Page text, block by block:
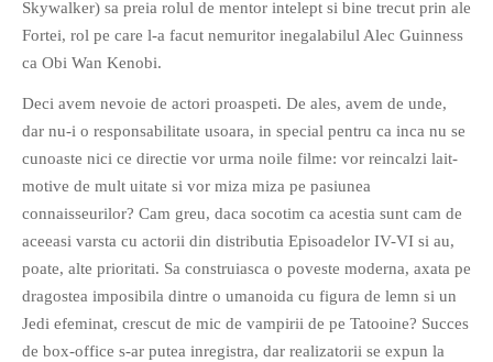
very letters of their titles!
RASFOIESTE
PAGINI
Ce fac?
Clasicul „Despre mine…”
Descarca povestirea Floare
Skywalker) sa preia rolul de mentor intelept si bine trecut prin ale
Fortei, rol pe care l-a facut nemuritor inegalabilul Alec Guinness
ca Obi Wan Kenobi.
Deci avem nevoie de actori proaspeti. De ales, avem de unde,
dar nu-i o responsabilitate usoara, in special pentru ca inca nu se
cunoaste nici ce directie vor urma noile filme: vor reincalzi lait-
motive de mult uitate si vor miza miza pe pasiunea
connaisseurilor? Cam greu, daca socotim ca acestia sunt cam de
aceeasi varsta cu actorii din distributia Episoadelor IV-VI si au,
poate, alte prioritati. Sa construiasca o poveste moderna, axata pe
dragostea imposibila dintre o umanoida cu figura de lemn si un
Jedi efeminat, crescut de mic de vampirii de pe Tatooine? Succes
de box-office s-ar putea inregistra, dar realizatorii se expun la